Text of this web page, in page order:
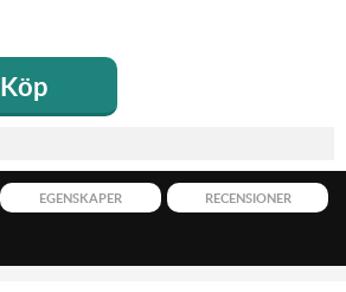
Köp
EGENSKAPER RECENSIONER